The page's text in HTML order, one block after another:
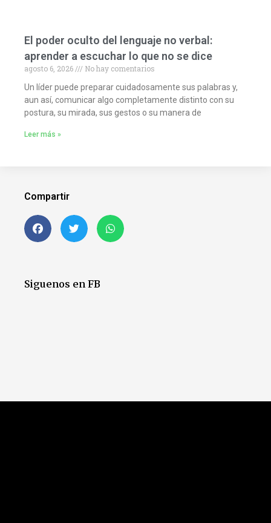
El poder oculto del lenguaje no verbal:
aprender a escuchar lo que no se dice
agosto 6, 2026
No hay comentarios
Un líder puede preparar cuidadosamente sus palabras y,
aun así, comunicar algo completamente distinto con su
postura, su mirada, sus gestos o su manera de
Leer más »
Compartir
Siguenos en FB